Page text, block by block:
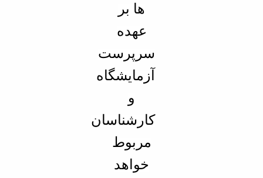
ها بر
عهده
سرپرست
آزمایشگاه
و
کارشناسان
مربوط
خواهد